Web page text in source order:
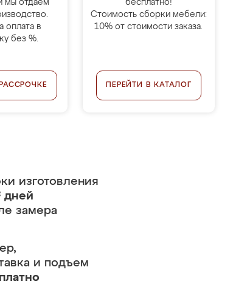
мы отдаём
оплата в
без %.
бесплатно!
Стоимость сборки мебели:
10% от стоимости заказа.
ПЕРЕЙТИ В КАТАЛОГ
изготовления
дней
замера
и подъем